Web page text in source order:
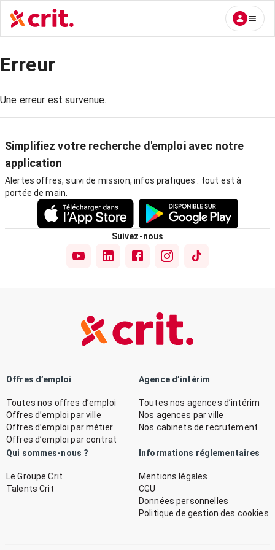
Erreur
Une erreur est survenue.
Simplifiez votre recherche d'emploi avec notre
application
Alertes offres, suivi de mission, infos pratiques : tout est à
portée de main.
Suivez-nous
Offres d’emploi
Toutes nos offres d’emploi
Offres d’emploi par ville
Offres d’emploi par métier
Offres d’emploi par contrat
Agence d’intérim
Toutes nos agences d’intérim
Nos agences par ville
Nos cabinets de recrutement
Qui sommes-nous ?
Le Groupe Crit
Talents Crit
Informations réglementaires
Mentions légales
CGU
Données personnelles
Politique de gestion des cookies